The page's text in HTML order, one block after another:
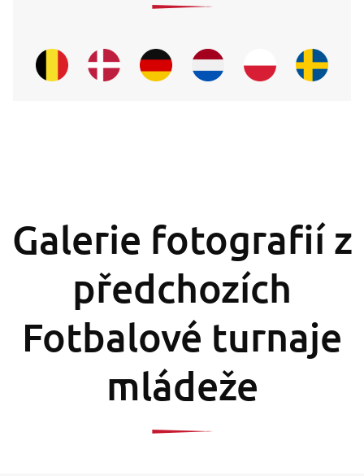
Galerie fotografií z
předchozích
Fotbalové turnaje
mládeže